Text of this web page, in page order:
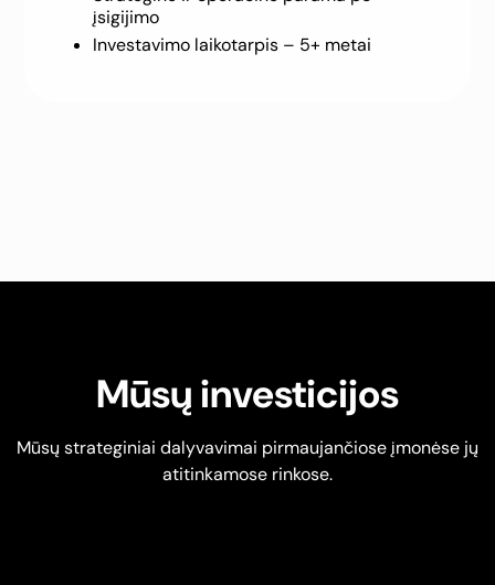
įsigijimo
Investavimo laikotarpis – 5+ metai
Mūsų investicijos
Mūsų strateginiai dalyvavimai pirmaujančiose įmonėse jų
atitinkamose rinkose.